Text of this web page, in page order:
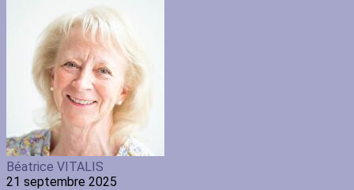
Béatrice VITALIS
21 septembre 2025